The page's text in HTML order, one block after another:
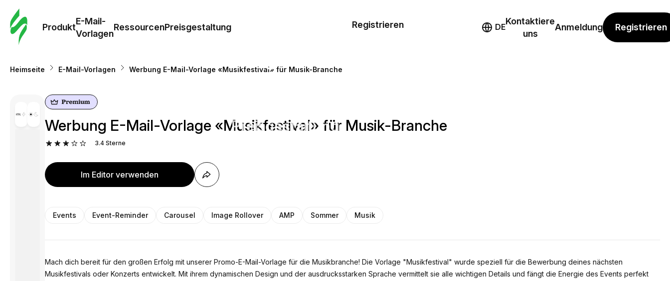
Produkt
E-Mail-
Vorlagen
RessourcenPreisgestaltung
Preisgestaltung
Registrieren DE
Kontaktiere
uns
Anmeldung Registrieren
Heimseite E-Mail-Vorlagen Werbung E-Mail-Vorlage «Musikfestival» für Musik-Branche
Werbung E-Mail-Vorlage «Musikfestival» für Musik-Branche
3.4Sterne
Im Editor verwenden
Events Event-Reminder Carousel Image Rollover AMP Sommer Musik
Mach dich bereit für den großen Erfolg mit unserer Promo-E-Mail-Vorlage für die Musikbranche! Die Vorlage "Musikfestival" wurde speziell für die Bewerbung deines nächsten
Musikfestivals oder Konzerts entwickelt. Mit ihrem dynamischen Design und der ausdrucksstarken Sprache vermittelt sie alle wichtigen Details und fängt die Energie des Events perfekt